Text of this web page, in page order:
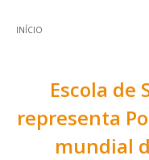
INÍCIO
Escola de
representa
mundial